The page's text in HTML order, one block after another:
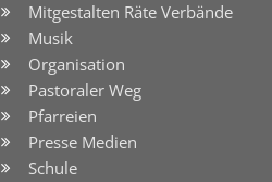
Mitgestalten Räte Verbände
Musik
Organisation
Pastoraler Weg
Pfarreien
Presse Medien
Schule